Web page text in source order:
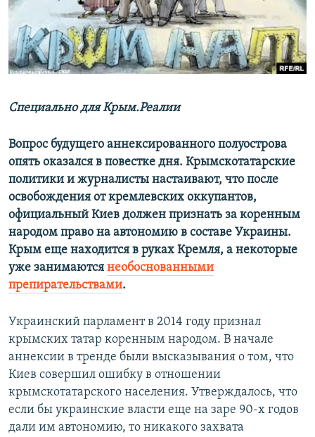
ПОБЕДИТЕЛЕЙ НЕ СУДЯТ?
КРЫМ.НЕПОКОРЕННЫЙ
ELIFBE
ПРИСОЕДИНЯЙТЕСЬ!
Все сайты RFE/RL
Специально для Крым.Реалии
Вопрос будущего аннексированного полуострова
опять оказался в повестке дня. Крымскотатарские
политики и журналисты настаивают, что после
освобождения от кремлевских оккупантов,
официальный Киев должен признать за коренным
народом право на автономию в составе Украины.
Крым еще находится в руках Кремля, а некоторые
уже занимаются необоснованными
препирательствами.
Украинский парламент в 2014 году признал
крымских татар коренным народом. В начале
аннексии в тренде были высказывания о том, что
Киев совершил ошибку в отношении
крымскотатарского населения. Утверждалось, что
если бы украинские власти еще на заре 90-х годов
дали им автономию, то никакого захвата